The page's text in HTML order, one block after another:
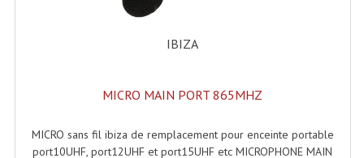
Angle DUO Structure Contest
Angles Structure ASD SX290
Angles Structure QUATRO290
IBIZA
MICRO MAIN PORT 865MHZ
MICRO sans fil ibiza de remplacement pour enceinte portable
port10UHF, port12UHF et port15UHF etc MICROPHONE MAIN